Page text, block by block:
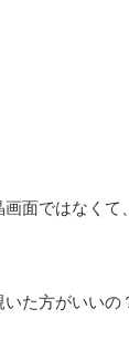
面ではなくて
た方がいいの